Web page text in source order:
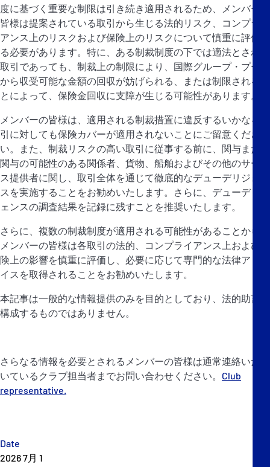
Date
2026 7月 1
度に基づく重要な制限は引き続き適用されるため、メンバーの
皆様は提案されている取引から生じる法的リスク、コンプライ
アンス上のリスクおよび保険上のリスクについて慎重に評価す
る必要があります。特に、ある制裁制度の下では適法とされる
取引であっても、制裁上の制限により、国際グループ・プール
から収受可能な金額の回収が妨げられる、または制限されるこ
とによって、保険金回収に支障が生じる可能性があります。
メンバーの皆様は、適用される制裁措置に違反するいかなる取
引に対しても保険カバーが適用されないことにご留意くださ
い。また、制裁リスクの高い取引に従事する前に、関与または
関与の可能性のある関係者、貨物、船舶およびその他のサービ
ス提供者に関し、取引全体を通じて徹底的なデューデリジェン
スを実施することをお勧めいたします。さらに、デューデリジ
ェンスの調査結果を記録に残すことを推奨いたします。
さらに、複数の制裁制度が適用される可能性があることから、
メンバーの皆様は各取引の法的、コンプライアンス上および保
険上の影響を慎重に評価し、必要に応じて専門的な法律アドバ
イスを取得されることをお勧めいたします。
本記事は一般的な情報提供のみを目的としており、法的助言を
構成するものではありません。
さらなる情報を必要とされるメンバーの皆様は通常連絡いただ
いているクラブ担当者までお問い合わせください。 Club
representative.